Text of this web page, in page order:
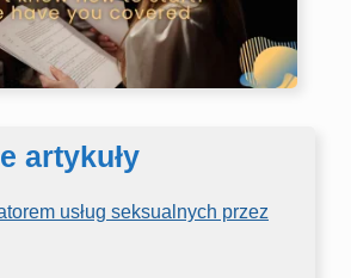
artykuły
usług seksualnych przez